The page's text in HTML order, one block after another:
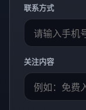
联系方式
关注内容